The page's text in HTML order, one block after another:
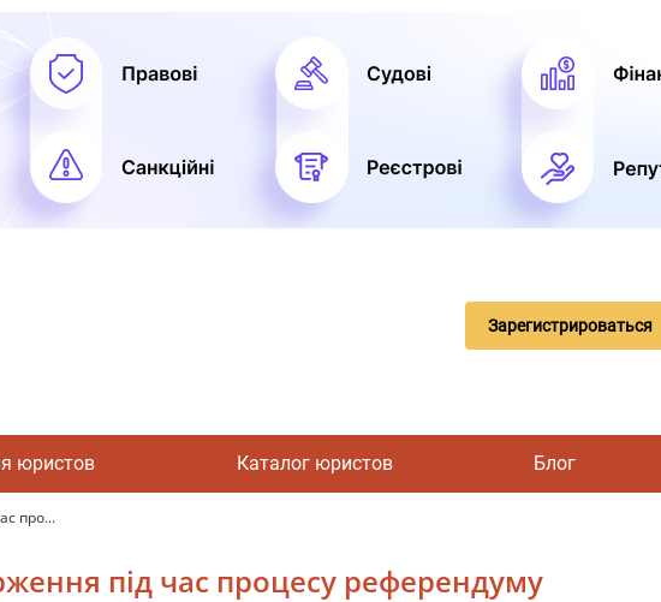
Зарегистрироваться
юристов Каталог юристов Блог
про...
під час процесу референдуму